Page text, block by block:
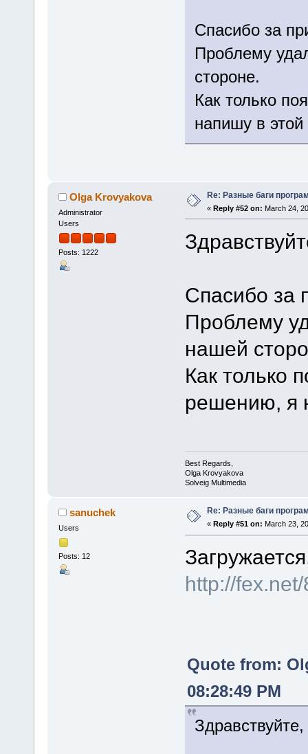
Спасибо за
Проблему
стороне.
Как только
напишу в
Olga Krovyakova
Administrator
Users
Posts: 1222
Re: Разные баги
« Reply #52 on: March 24,
Спасибо за
Проблему
нашей
Как только
решению, я
Best Regards,
Olga Krovyakova
Solveig Multimedia
sanuchek
Users
Posts: 12
Re: Разные баги
« Reply #51 on: March 23,
http://
Quote from:
08:28:49 PM